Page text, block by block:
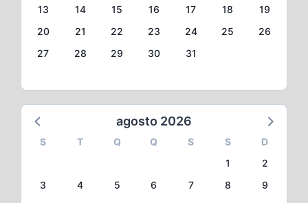
13
14 15 16 17 18
19
20
21 22 23 24 25
26
27
28 29 30 31
agosto 2026
S T Q Q S S
D
1
2
3
4 5 6 7 8
9